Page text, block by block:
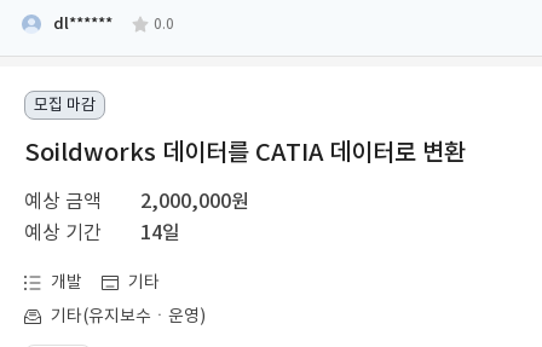
dl****** 0.0
모집 마감
Soildworks 데이터를 CATIA 데이터로 변환
예상 금액
2,000,000원
예상 기간
14일
개발
기타
기타(유지보수ㆍ운영)